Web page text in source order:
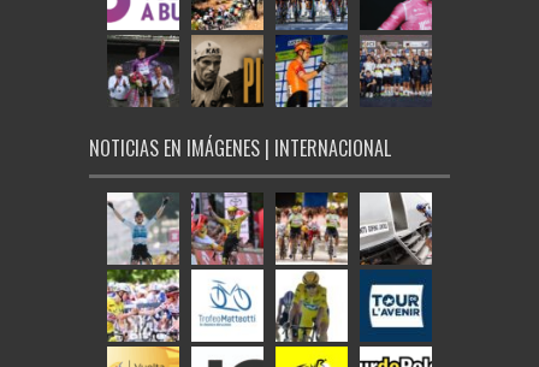
NOTICIAS EN IMÁGENES | INTERNACIONAL